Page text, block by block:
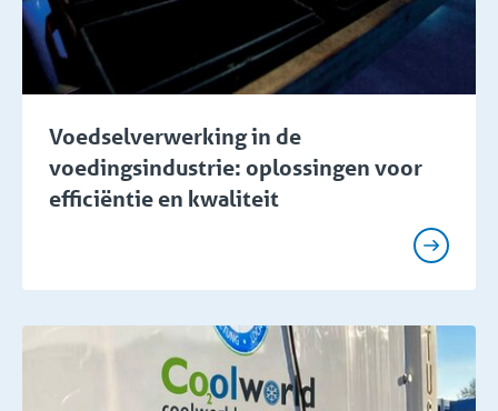
Voedselverwerking in de
voedingsindustrie: oplossingen voor
efficiëntie en kwaliteit